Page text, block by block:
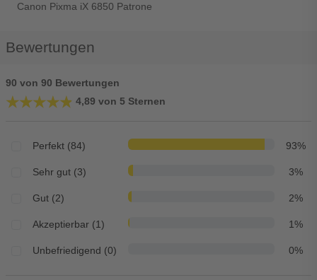
Canon Pixma iX 6850 Patrone
Bewertungen
90 von 90 Bewertungen
★★★★★
★★★★★ 4,89 von 5 Sternen
Perfekt (84) 93%
Sehr gut (3) 3%
Gut (2) 2%
Akzeptierbar (1) 1%
Unbefriedigend (0) 0%